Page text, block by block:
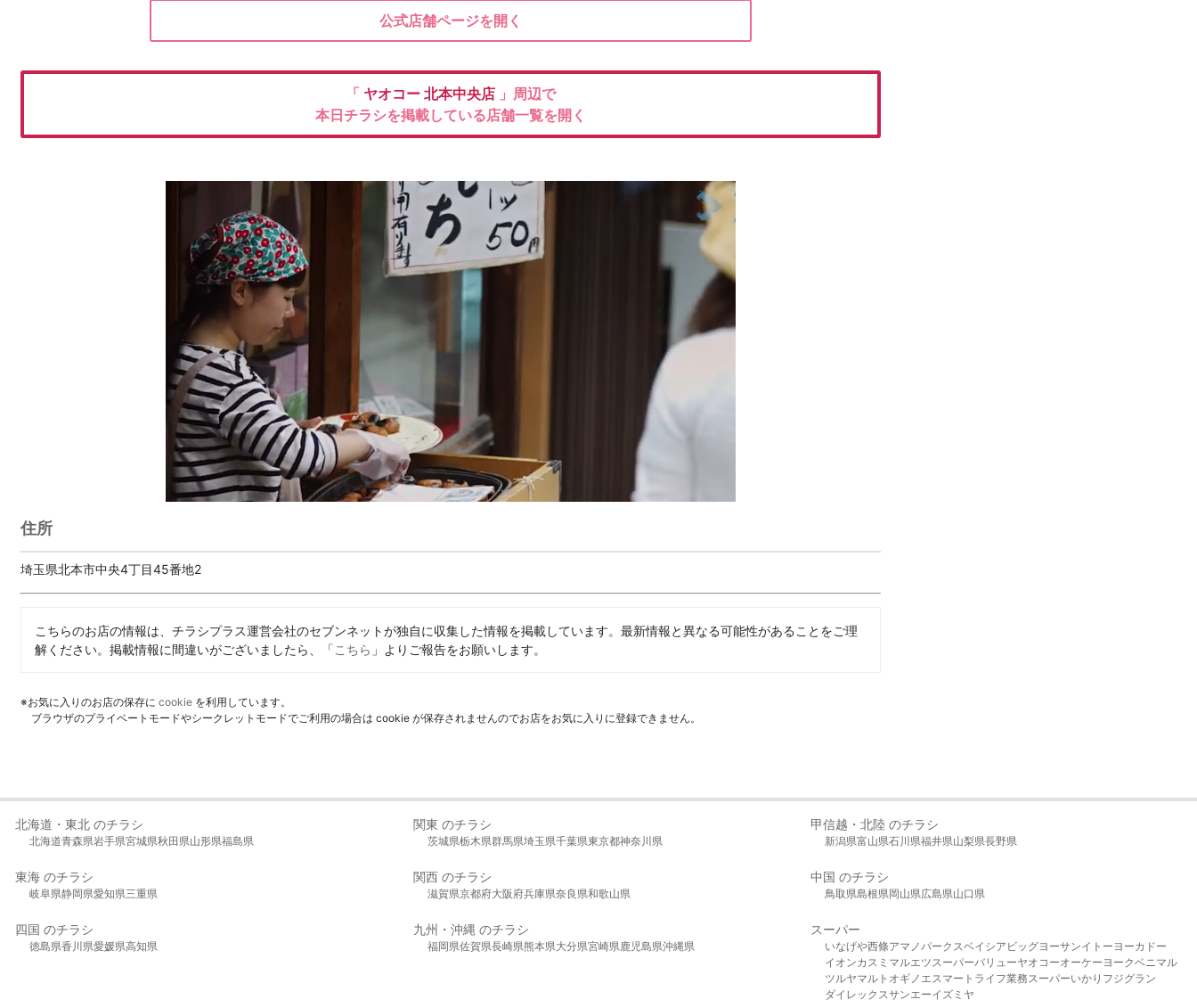
公式店舗ページを開く
「 ヤオコー 北本中央店 」周辺で
本日チラシを掲載している店舗一覧を開く
住所
埼玉県北本市中央4丁目45番地2
こちらのお店の情報は、チラシプラス運営会社のセブンネットが独自に収集した情報を掲載しています。最新情報と異なる可能性があることをご理
解ください。掲載情報に間違いがございましたら、「こちら 」よりご報告をお願いします。
※お気に入りのお店の保存に cookie を利用しています。
ブラウザのプライベートモードやシークレットモードでご利用の場合は cookie が保存されませんのでお店をお気に入りに登録できません。
北海道・東北 のチラシ
北海道青森県岩手県宮城県秋田県山形県福島県
関東 のチラシ
茨城県栃木県群馬県埼玉県千葉県東京都神奈川県
甲信越・北陸 のチラシ
新潟県富山県石川県福井県山梨県長野県
東海 のチラシ
岐阜県静岡県愛知県三重県
関西 のチラシ
滋賀県京都府大阪府兵庫県奈良県和歌山県
中国 のチラシ
鳥取県島根県岡山県広島県山口県
四国 のチラシ
徳島県香川県愛媛県高知県
九州・沖縄 のチラシ
福岡県佐賀県長崎県熊本県大分県宮崎県鹿児島県沖縄県
スーパー
いなげや西條アマノパークスベイシア ビッグヨーサンイトーヨーカドー
イオンカスミ マルエツスーパーバリューヤオコーオーケー ヨークベニマル
ツルヤマルト オギノ エスマート ライフ業務スーパーいかり フジグラン
ダイレックスサンエーイズミヤ